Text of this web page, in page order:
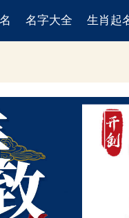
名字大全 生肖起